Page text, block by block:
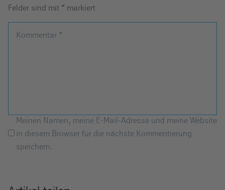
Felder sind mit * markiert
Kommentar *
Meinen Namen, meine E-Mail-Adresse und meine Website
in diesem Browser für die nächste Kommentierung
speichern.